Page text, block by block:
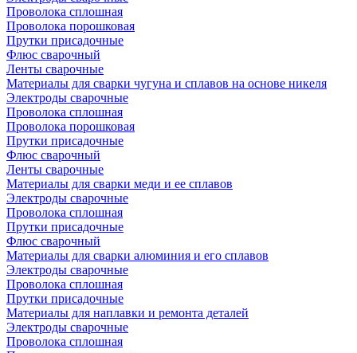
Проволока сплошная
Проволока порошковая
Прутки присадочные
Флюс сварочный
Ленты сварочные
Материалы для сварки чугуна и сплавов на основе никеля
Электроды сварочные
Проволока сплошная
Проволока порошковая
Прутки присадочные
Флюс сварочный
Ленты сварочные
Материалы для сварки меди и ее сплавов
Электроды сварочные
Проволока сплошная
Прутки присадочные
Флюс сварочный
Материалы для сварки алюминия и его сплавов
Электроды сварочные
Проволока сплошная
Прутки присадочные
Материалы для наплавки и ремонта деталей
Электроды сварочные
Проволока сплошная